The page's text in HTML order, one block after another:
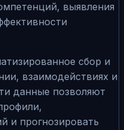
выявления
сбор и
взаимодействиях и
данные позволяют
и прогнозировать